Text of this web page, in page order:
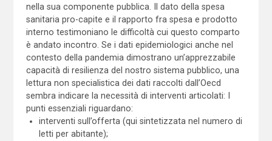
nella sua componente pubblica. Il dato della spesa
sanitaria pro-capite e il rapporto fra spesa e prodotto
interno testimoniano le difficoltà cui questo comparto
è andato incontro. Se i dati epidemiologici anche nel
contesto della pandemia dimostrano un’apprezzabile
capacità di resilienza del nostro sistema pubblico, una
lettura non specialistica dei dati raccolti dall’Oecd
sembra indicare la necessità di interventi articolati: I
punti essenziali riguardano:
interventi sull’offerta (qui sintetizzata nel numero di
letti per abitante);